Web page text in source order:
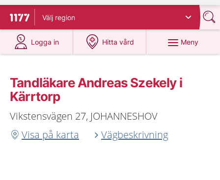
Till startsidan för 1177
Välj region
Logga in
på 1177.se
Hitta vård
på 1177.se
Meny
Tandläkare Andreas Szekely i
Kärrtorp
Vikstensvägen 27, JOHANNESHOV
Visa på karta
Vägbeskrivning